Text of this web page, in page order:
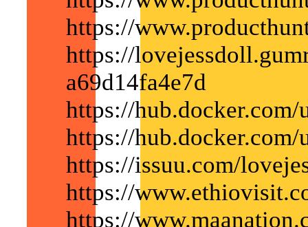
https://
https://
a69d14fa4e7d
https://hub.docker.com/
https://
https://issuu.com/
https://
https://